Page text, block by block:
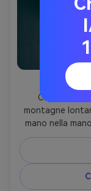
Coppia in
montagne
mano nella
scatto
esposizione
grading